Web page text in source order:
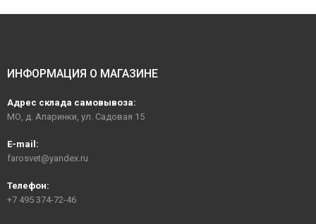
ИНФОРМАЦИЯ О МАГАЗИНЕ
Адрес склада самовывоза:
МО, д. Апаринки, ул. Садовая 15
E-mail:
farosvet@yandex.ru
Телефон:
+7 495 374-72-46